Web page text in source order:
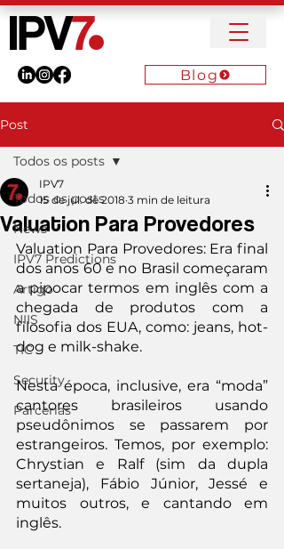
Blog
Post
Todos os posts
News
IPV7 Predictions
Artigo
NIIS
TIC
Security
Parcerias
Todos os posts
Valuation Para Provedores
IPV7
15 de jul. de 2018 3 min de leitura
Valuation Para Provedores: Era final
dos anos 60 e no Brasil começaram
a pipocar termos em inglês com a
chegada de produtos com a
filosofia dos EUA, como: jeans, hot-
dog e milk-shake.
Nesta época, inclusive, era “moda”
cantores brasileiros usando
pseudônimos se passarem por
estrangeiros. Temos, por exemplo:
Chrystian e Ralf (sim da dupla
sertaneja), Fábio Júnior, Jessé e
muitos outros, e cantando em
inglês.